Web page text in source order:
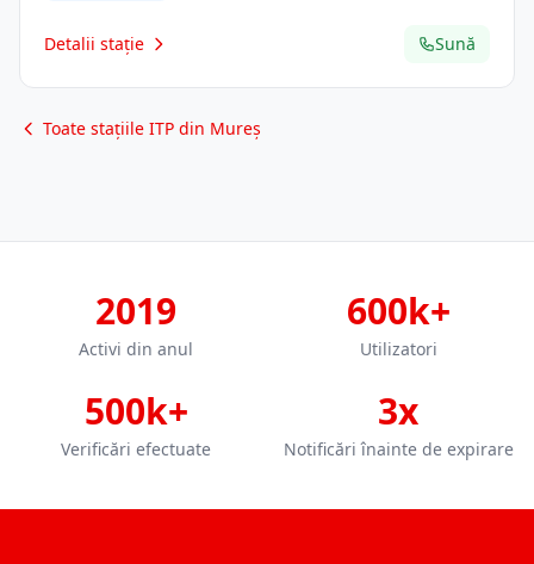
Detalii stație Sună
Toate stațiile ITP din Mureș
2019
Activi din anul
600k+
Utilizatori
500k+
Verificări efectuate
3x
Notificări înainte de expirare